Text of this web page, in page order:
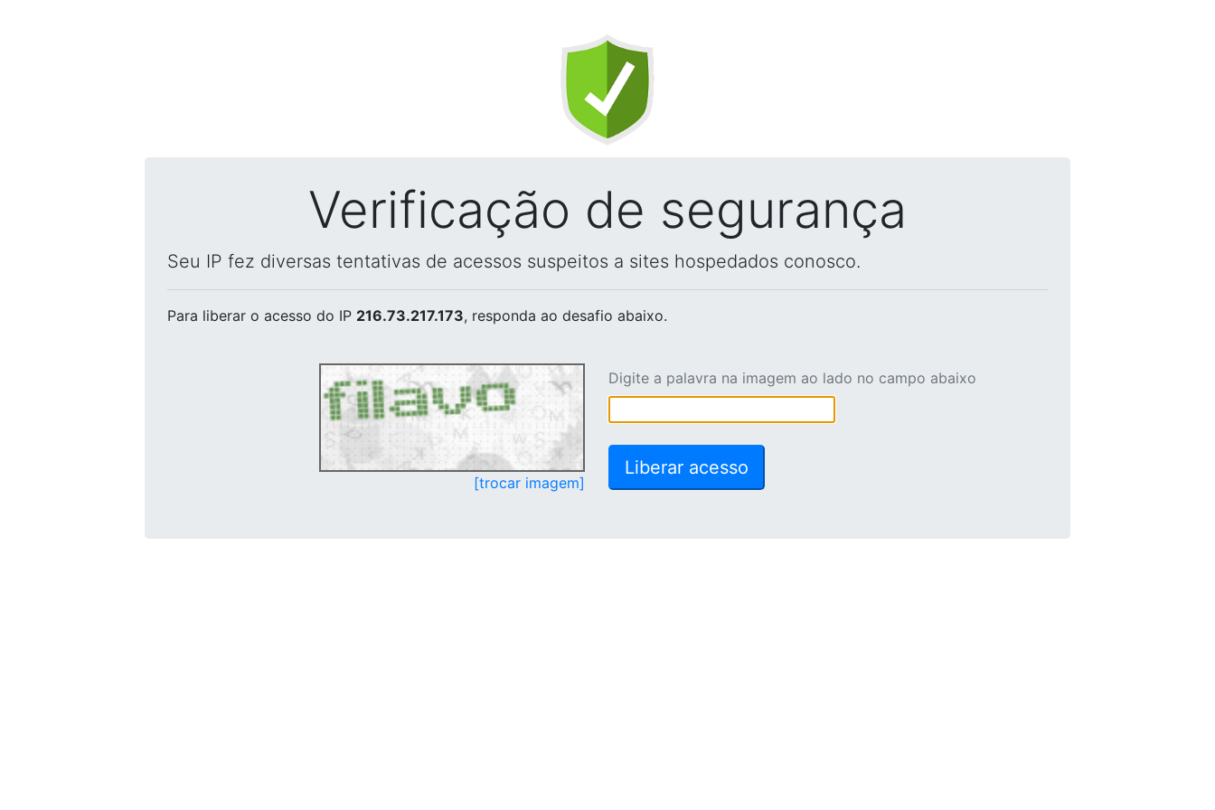
Verificação de segurança
Seu IP fez diversas tentativas de acessos suspeitos a sites hospedados conosco.
Para liberar o acesso do IP 216.73.217.173, responda ao desafio abaixo.
[trocar imagem]
Digite a palavra na imagem ao lado no campo abaixo